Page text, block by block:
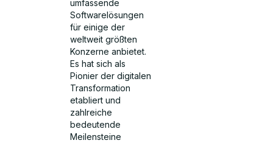
umfassende
Softwarelösungen
für einige der
weltweit größten
Konzerne anbietet.
Es hat sich als
Pionier der digitalen
Transformation
etabliert und
zahlreiche
bedeutende
Meilensteine